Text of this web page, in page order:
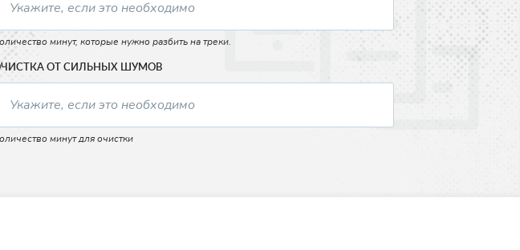
минут, которые нужно разбить на треки.
ОТ СИЛЬНЫХ ШУМОВ
минут для очистки